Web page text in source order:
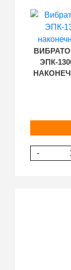
ЭПК-
-